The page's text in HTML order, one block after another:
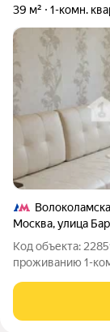
39 м² 1-комн.
Москва,улица
Код объекта:
проживанию 1-
комфортной
просторная